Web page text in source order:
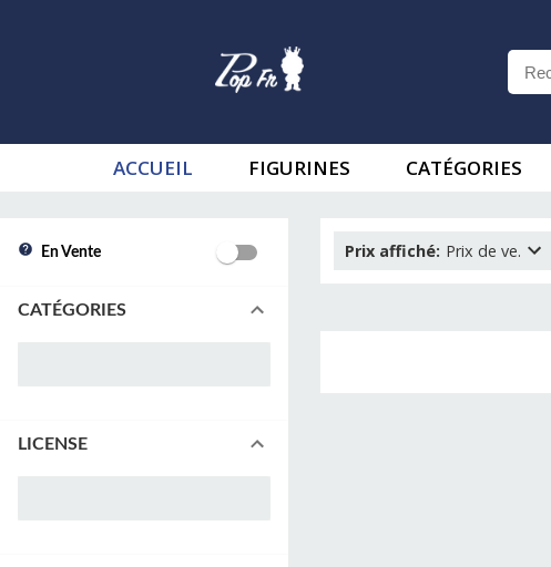
ACCUEIL FIGURINES CATÉGORIES
En Vente
CATÉGORIES
LICENSE
Prix affiché: Prix de ve.